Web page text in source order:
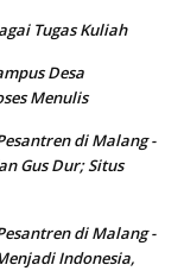
Tugas Kuliah
Desa
Menulis
di Malang -
Gus Dur; Situs
di Malang -
Indonesia,